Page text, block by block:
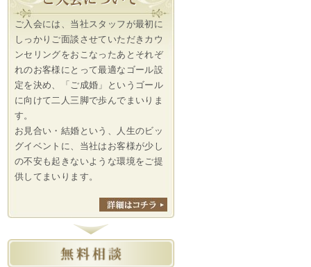
ご入会には、当社スタッフが最初に
しっかりご面談させていただきカウ
ンセリングをおこなったあとそれぞ
れのお客様にとって最適なゴール設
定を決め、「ご成婚」というゴール
に向けて二人三脚で歩んでまいりま
す。
お見合い・結婚という、人生のビッ
グイベントに、当社はお客様が少し
の不安も起きないような環境をご提
供してまいります。